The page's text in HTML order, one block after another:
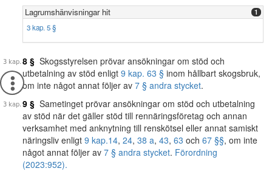
Lagrumshänvisningar hit 1
3 kap. 5 §
8 § Skogsstyrelsen prövar ansökningar om stöd och
utbetalning av stöd enligt 9 kap. 63 § inom hållbart skogsbruk,
om inte något annat följer av 7 § andra stycket.
9 § Sametinget prövar ansökningar om stöd och utbetalning
av stöd när det gäller stöd till rennäringsföretag och annan
verksamhet med anknytning till renskötsel eller annat samiskt
näringsliv enligt 9 kap.14, 24, 38 a, 43, 63 och 67 §§, om inte
något annat följer av 7 § andra stycket. Förordning
(2023:952).